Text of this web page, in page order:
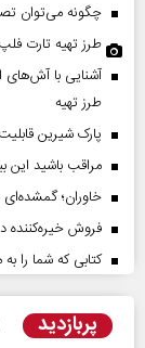
چگونه می‌توان
طرز تهیه تارت
آشنایی با
طرز تهیه
پارک شیرین
مراقب باشید این
خاوران؛ گمشده‌ای
فروش خیره‌کننده داستان اسباب‌بازی
کتابی که شما را
پربازدید